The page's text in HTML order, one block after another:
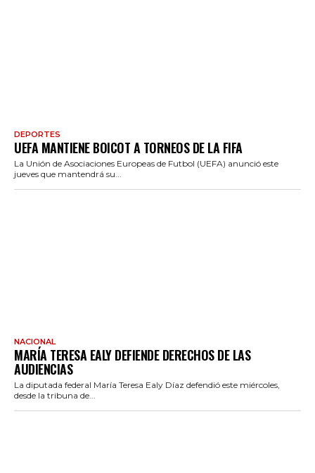
DEPORTES
UEFA MANTIENE BOICOT A TORNEOS DE LA FIFA
La Unión de Asociaciones Europeas de Futbol (UEFA) anunció este
jueves que mantendrá su...
NACIONAL
MARÍA TERESA EALY DEFIENDE DERECHOS DE LAS
AUDIENCIAS
La diputada federal María Teresa Ealy Díaz defendió este miércoles,
desde la tribuna de...